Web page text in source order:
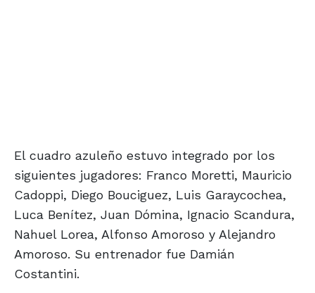
El cuadro azuleño estuvo integrado por los
siguientes jugadores: Franco Moretti, Mauricio
Cadoppi, Diego Bouciguez, Luis Garaycochea,
Luca Benítez, Juan Dómina, Ignacio Scandura,
Nahuel Lorea, Alfonso Amoroso y Alejandro
Amoroso. Su entrenador fue Damián
Costantini.